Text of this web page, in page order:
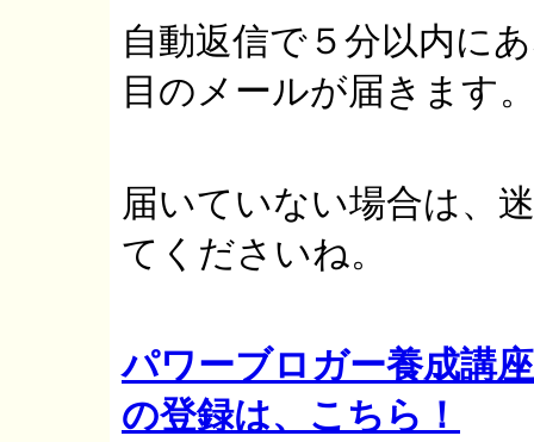
自動返信で５分以内に
目のメールが届きます
届いていない場合は、
てくださいね。
パワーブロガー養成講
の登録は、こちら！